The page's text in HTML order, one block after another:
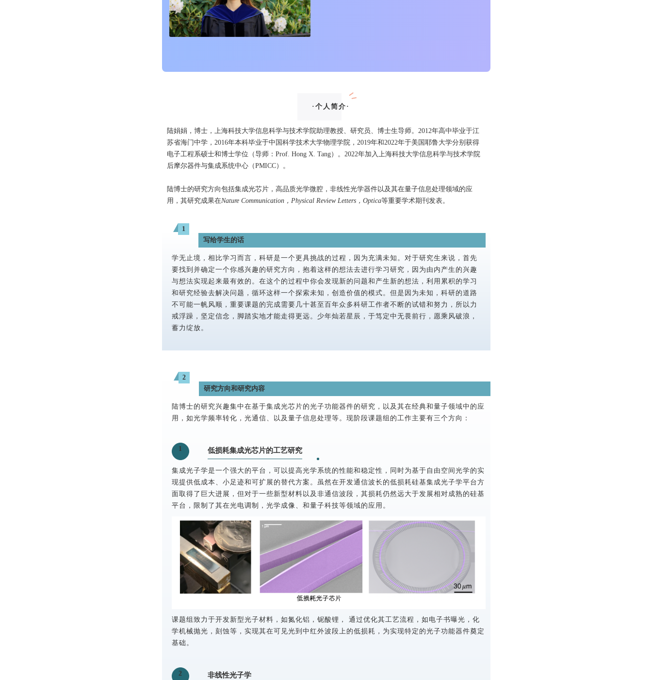
·个人简介·
陆娟娟，博士，上海科技大学信息科学与技术学院助理教授、研究员、博士生导师。2012年高中毕业于江
苏省海门中学，2016年本科毕业于中国科学技术大学物理学院，2019年和2022年于美国耶鲁大学分别获得
电子工程系硕士和博士学位（导师：Prof. Hong X. Tang）。2022年加入上海科技大学信息科学与技术学院
后摩尔器件与集成系统中心（PMICC）。
陆博士的研究方向包括集成光芯片，高品质光学微腔，非线性光学器件以及其在量子信息处理领域的应
用，其研究成果在Nature Communication，Physical Review Letters，Optica等重要学术期刊发表。
1
写给学生的话
学无止境，相比学习而言，科研是一个更具挑战的过程，因为充满未知。对于研究生来说，首先
要找到并确定一个你感兴趣的研究方向，抱着这样的想法去进行学习研究，因为由内产生的兴趣
与想法实现起来最有效的。在这个的过程中你会发现新的问题和产生新的想法，利用累积的学习
和研究经验去解决问题，循环这样一个探索未知，创造价值的模式。但是因为未知，科研的道路
不可能一帆风顺，重要课题的完成需要几十甚至百年众多科研工作者不断的试错和努力，所以力
戒浮躁，坚定信念，脚踏实地才能走得更远。少年灿若星辰，于笃定中无畏前行，愿乘风破浪，
蓄力绽放。
2
研究方向和研究内容
陆博士的研究兴趣集中在基于集成光芯片的光子功能器件的研究，以及其在经典和量子领域中的应
用，如光学频率转化，光通信、以及量子信息处理等。现阶段课题组的工作主要有三个方向：
1 低损耗集成光芯片的工艺研究
集成光子学是一个强大的平台，可以提高光学系统的性能和稳定性，同时为基于自由空间光学的实
现提供低成本、小足迹和可扩展的替代方案。虽然在开发通信波长的低损耗硅基集成光子学平台方
面取得了巨大进展，但对于一些新型材料以及非通信波段，其损耗仍然远大于发展相对成熟的硅基
平台，限制了其在光电调制，光学成像、和量子科技等领域的应用。
课题组致力于开发新型光子材料，如氮化铝，铌酸锂， 通过优化其工艺流程，如电子书曝光，化
学机械抛光，刻蚀等，实现其在可见光到中红外波段上的低损耗，为实现特定的光子功能器件奠定
基础。
2 非线性光子学